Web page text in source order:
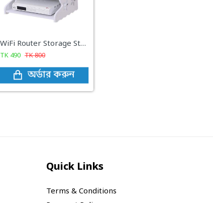
WiFi Router Storage Stand Wall Floating Shelves 3 in 1 Wall Router Stand (3 layer)
TK 490 TK800
অর্ডার করুন
Quick Links
Terms & Conditions